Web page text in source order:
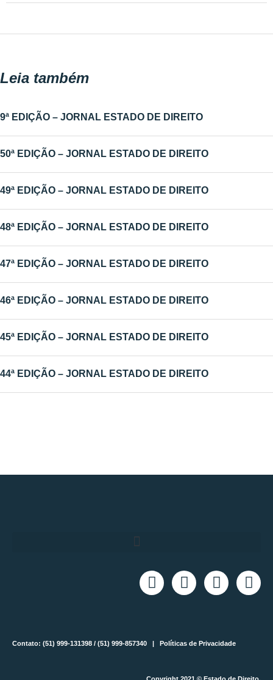
Leia também
9ª EDIÇÃO – JORNAL ESTADO DE DIREITO
50ª EDIÇÃO – JORNAL ESTADO DE DIREITO
49ª EDIÇÃO – JORNAL ESTADO DE DIREITO
48ª EDIÇÃO – JORNAL ESTADO DE DIREITO
47ª EDIÇÃO – JORNAL ESTADO DE DIREITO
46ª EDIÇÃO – JORNAL ESTADO DE DIREITO
45ª EDIÇÃO – JORNAL ESTADO DE DIREITO
44ª EDIÇÃO – JORNAL ESTADO DE DIREITO
Contato: (51) 999-131398 / (51) 999-857340 | Políticas de Privacidade
Copyright 2021 © Estado de Direito.